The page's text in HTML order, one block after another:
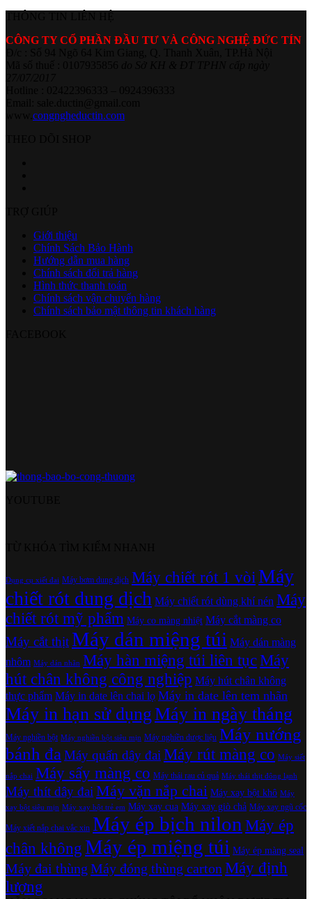
CÔNG TY CỔ PHẦN ĐẦU TƯ VÀ CÔNG NGHỆ ĐỨC TÍN
congngheductin.com
Giới thiệu
Chính Sách Bảo Hành
Hướng dẫn mua hàng
Chính sách đổi trả hàng
Hình thức thanh toán
Chính sách vận chuyển hàng
Chính sách bảo mật thông tin khách hàng
Dụng cụ xiết đai Máy bơm dung dịch Máy chiết rót 1 vòiMáy
chiết rót dung dịch Máy chiết rót dùng khí nén Máy
chiết rót mỹ phẩm Máy co màng nhiệt Máy cắt màng co
Máy cắt thịtMáy dán miệng túi Máy dán màng
nhôm Máy dán nhãn Máy hàn miệng túi liên tụcMáy
hút chân không công nghiệp Máy hút chân không
thực phẩm Máy in date lên chai lọ Máy in date lên tem nhãn
Máy in hạn sử dụngMáy in ngày tháng
Máy nghiền bột Máy nghiền bột siêu mịn Máy nghiền dược liệu Máy nướng
bánh đa Máy quấn dây đai Máy rút màng co Máy siết
nắp chai Máy sấy màng co Máy thái rau củ quả Máy thái thịt đông lạnh
Máy thít dây đai Máy vặn nắp chai Máy xay bột khô Máy
xay bột siêu mịn Máy xay bột trẻ em Máy xay cua Máy xay giò chả Máy xay ngũ cốc
Máy xiết nắp chai vắc xin Máy ép bịch nilon Máy ép
chân không Máy ép miệng túi Máy ép màng seal
Máy đai thùng Máy đóng thùng carton Máy định
lượng